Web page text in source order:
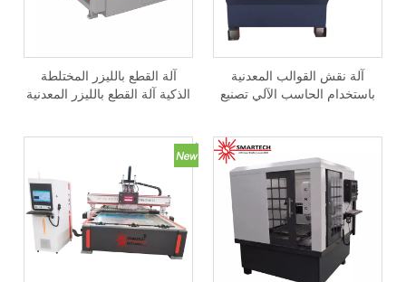
آلة نقش القوالب المعدنية
باستخدام الحاسب الآلي تصنيع
والنحاس والنحاس
آلة القطع بالليزر المختلطة
الذكية آلة القطع بالليزر المعدنية